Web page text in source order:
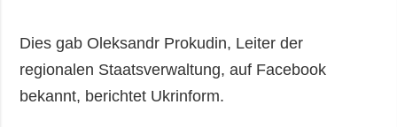
Dies gab Oleksandr Prokudin, Leiter der
regionalen Staatsverwaltung, auf Facebook
bekannt, berichtet Ukrinform.